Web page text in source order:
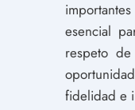
esencial
respeto
fidelidad e